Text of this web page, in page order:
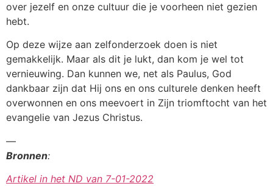
over jezelf en onze cultuur die je voorheen niet gezien
hebt.
Op deze wijze aan zelfonderzoek doen is niet
gemakkelijk. Maar als dit je lukt, dan kom je wel tot
vernieuwing. Dan kunnen we, net als Paulus, God
dankbaar zijn dat Hij ons en ons culturele denken heeft
overwonnen en ons meevoert in Zijn triomftocht van het
evangelie van Jezus Christus.
—
Bronnen:
Artikel in het ND van 7-01-2022